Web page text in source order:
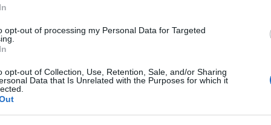
opt-out of processing my Personal Data for Targeted
opt-out of Collection, Use, Retention, Sale, and/or Sharing
Data that Is Unrelated with the Purposes for which it
il rispetto delle regole e dei valori
è estremamente importante.
maggiore consapevolezza e incoraggiare i
di violenza o prevaricazione,
con i genitori, ma anche con gli insegnanti e
del più debole per la sua tutela.